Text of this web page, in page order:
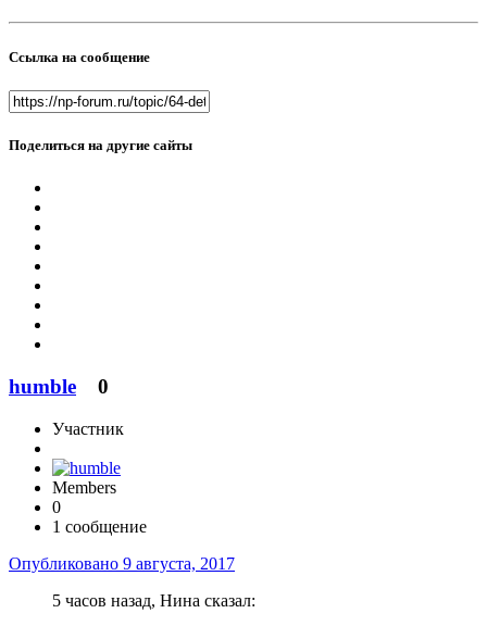
Ссылка на сообщение
Поделиться на другие сайты
humble 0
Участник
Members
0
1 сообщение
Опубликовано 9 августа, 2017
5 часов назад, Нина сказал: